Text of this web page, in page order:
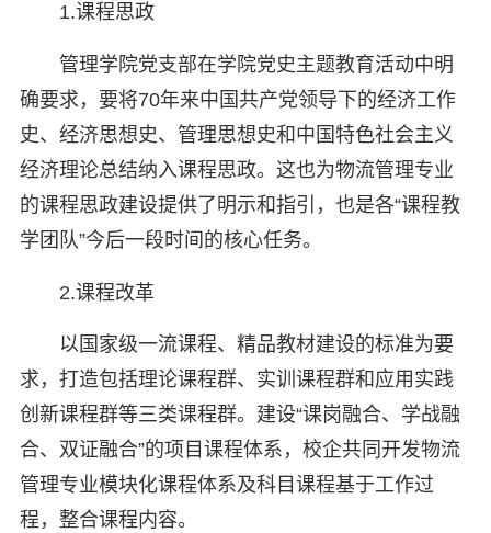
1.课程思政
管理学院党支部在学院党史主题教育活动中明
确要求，要将70年来中国共产党领导下的经济工作
史、经济思想史、管理思想史和中国特色社会主义
经济理论总结纳入课程思政。这也为物流管理专业
的课程思政建设提供了明示和指引，也是各“课程教
学团队”今后一段时间的核心任务。
2.课程改革
以国家级一流课程、精品教材建设的标准为要
求，打造包括理论课程群、实训课程群和应用实践
创新课程群等三类课程群。建设“课岗融合、学战融
合、双证融合”的项目课程体系，校企共同开发物流
管理专业模块化课程体系及科目课程基于工作过
程，整合课程内容。